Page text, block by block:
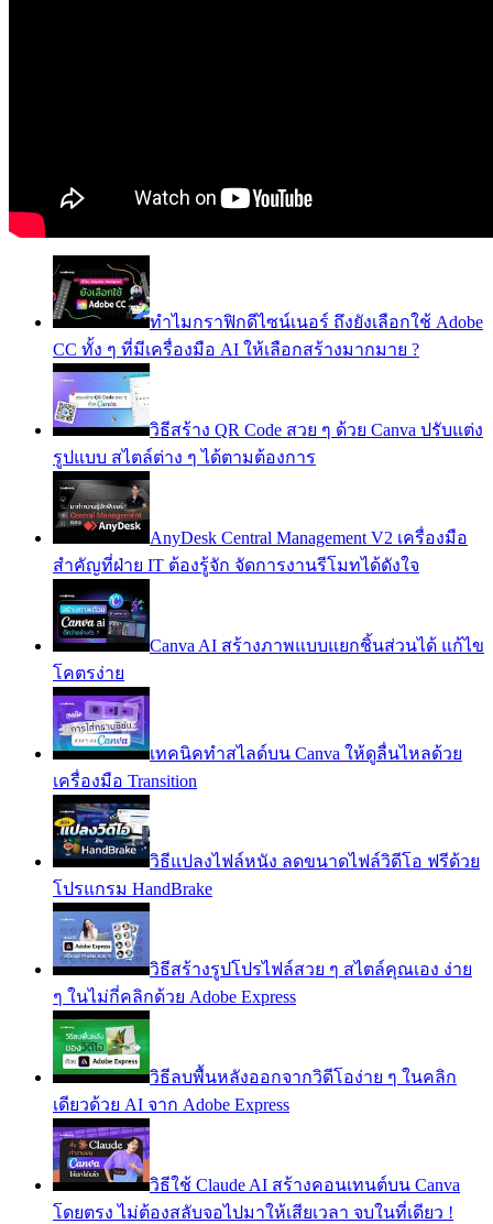
ทำไมกราฟิกดีไซน์เนอร์ ถึงยังเลือกใช้ Adobe
CC ทั้ง ๆ ที่มีเครื่องมือ AI ให้เลือกสร้างมากมาย ?
วิธีสร้าง QR Code สวย ๆ ด้วย Canva ปรับแต่ง
รูปแบบ สไตล์ต่าง ๆ ได้ตามต้องการ
AnyDesk Central Management V2 เครื่องมือ
สำคัญที่ฝ่าย IT ต้องรู้จัก จัดการงานรีโมทได้ดังใจ
Canva AI สร้างภาพแบบแยกชิ้นส่วนได้ แก้ไข
โคตรง่าย
เทคนิคทำสไลด์บน Canva ให้ดูลื่นไหลด้วย
เครื่องมือ Transition
วิธีแปลงไฟล์หนัง ลดขนาดไฟล์วิดีโอ ฟรีด้วย
โปรแกรม HandBrake
วิธีสร้างรูปโปรไฟล์สวย ๆ สไตล์คุณเอง ง่าย
ๆ ในไม่กี่คลิกด้วย Adobe Express
วิธีลบพื้นหลังออกจากวิดีโอง่าย ๆ ในคลิก
เดียวด้วย AI จาก Adobe Express
วิธีใช้ Claude AI สร้างคอนเทนต์บน Canva
โดยตรง ไม่ต้องสลับจอไปมาให้เสียเวลา จบในที่เดียว !